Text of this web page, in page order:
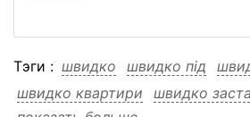
Тэги : швидко швидко під
швидко квартири
швидко